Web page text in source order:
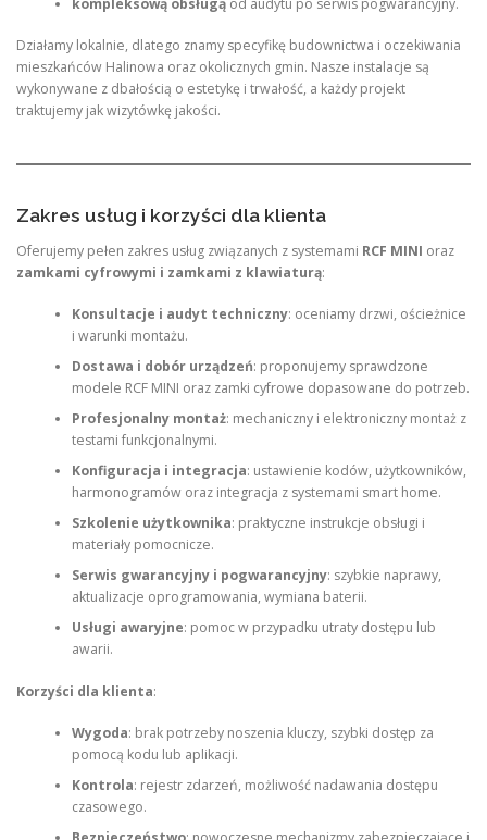
kompleksową obsługąod audytu po serwis pogwarancyjny.
Działamy lokalnie, dlatego znamy specyfikę budownictwa i oczekiwania
mieszkańców Halinowa oraz okolicznych gmin. Nasze instalacje są
wykonywane z dbałością o estetykę i trwałość, a każdy projekt
traktujemy jak wizytówkę jakości.
Zakres usług i korzyści dla klienta
Oferujemy pełen zakres usług związanych z systemami RCF MINI oraz
zamkami cyfrowymi i zamkami z klawiaturą:
Konsultacje i audyt techniczny: oceniamy drzwi, ościeżnice
i warunki montażu.
Dostawa i dobór urządzeń: proponujemy sprawdzone
modele RCF MINI oraz zamki cyfrowe dopasowane do potrzeb.
Profesjonalny montaż: mechaniczny i elektroniczny montaż z
testami funkcjonalnymi.
Konfiguracja i integracja: ustawienie kodów, użytkowników,
harmonogramów oraz integracja z systemami smart home.
Szkolenie użytkownika: praktyczne instrukcje obsługi i
materiały pomocnicze.
Serwis gwarancyjny i pogwarancyjny: szybkie naprawy,
aktualizacje oprogramowania, wymiana baterii.
Usługi awaryjne: pomoc w przypadku utraty dostępu lub
awarii.
Korzyści dla klienta:
Wygoda: brak potrzeby noszenia kluczy, szybki dostęp za
pomocą kodu lub aplikacji.
Kontrola: rejestr zdarzeń, możliwość nadawania dostępu
czasowego.